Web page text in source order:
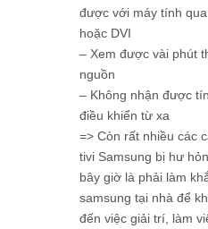
được với máy tính
hoặc DVI
– Xem được vài phút
nguồn
– Không nhận được
điều khiển từ xa
=> Còn rất nhiều các
tivi Samsung bị hư
bây giờ là phải làm
samsung tại nhà để
đến việc giải trí, làm